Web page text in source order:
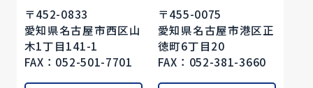
〒452-0833
愛知県名古屋市西区山
木1丁目141-1
FAX：052-501-7701
〒455-0075
愛知県名古屋市港区正
徳町6丁目20
FAX：052-381-3660